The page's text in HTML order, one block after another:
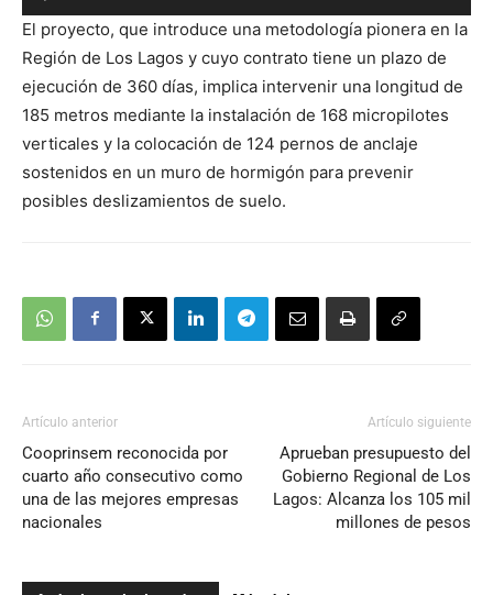
de
audio
El proyecto, que introduce una metodología pionera en la
Región de Los Lagos y cuyo contrato tiene un plazo de
ejecución de 360 días, implica intervenir una longitud de
185 metros mediante la instalación de 168 micropilotes
verticales y la colocación de 124 pernos de anclaje
sostenidos en un muro de hormigón para prevenir
posibles deslizamientos de suelo.
Artículo anterior
Cooprinsem reconocida por
cuarto año consecutivo como
una de las mejores empresas
nacionales
Artículo siguiente
Aprueban presupuesto del
Gobierno Regional de Los
Lagos: Alcanza los 105 mil
millones de pesos